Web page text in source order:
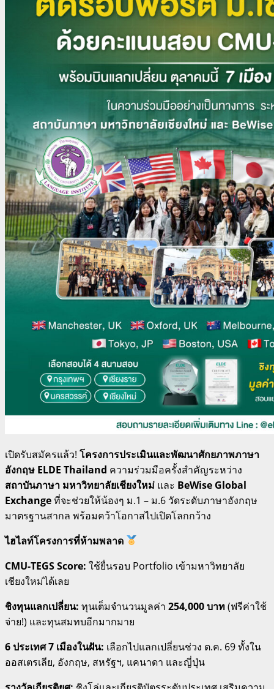
เปิดรับสมัครแล้ว! โครงการประเมินและพัฒนาศักยภาพภาษา
อังกฤษ ELDE Thailand ความร่วมมือครั้งสำคัญระหว่าง
สถาบันภาษา มหาวิทยาลัยเชียงใหม่ และ BeWise Global
Exchangeที่จะช่วยให้น้องๆ ม.1 – ม.6 วัดระดับภาษาอังกฤษ
มาตรฐานสากล พร้อมคว้าโอกาสไปเปิดโลกกว้าง
ไฮไลท์โครงการที่ห้ามพลาด
CMU-TEGS Score: ใช้ยื่นรอบ Portfolio เข้ามหาวิทยาลัย
เชียงใหม่ได้เลย
ชิงทุนแลกเปลี่ยน: ทุนเต็มจำนวนมูลค่า 254,000 บาท(ฟรีค่าใช้
จ่าย!) และทุนสมทบอีกมากมาย
6 ประเทศ 7 เมืองในฝัน: เลือกไปแลกเปลี่ยนช่วง ต.ค. 69 ทั้งใน
ออสเตรเลีย, อังกฤษ, สหรัฐฯ, แคนาดา และญี่ปุ่น